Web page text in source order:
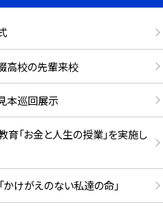
高校の先輩来校
本巡回展示
育「お金と人生の授業」を実施し
けがえのない私達の命」